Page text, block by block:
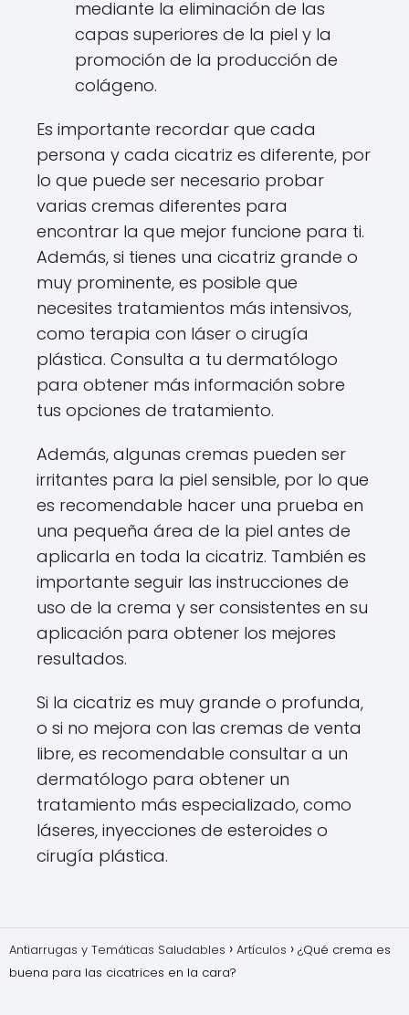
mediante la eliminación de las
capas superiores de la piel y la
promoción de la producción de
colágeno.
Es importante recordar que cada
persona y cada cicatriz es diferente, por
lo que puede ser necesario probar
varias cremas diferentes para
encontrar la que mejor funcione para ti.
Además, si tienes una cicatriz grande o
muy prominente, es posible que
necesites tratamientos más intensivos,
como terapia con láser o cirugía
plástica. Consulta a tu dermatólogo
para obtener más información sobre
tus opciones de tratamiento.
Además, algunas cremas pueden ser
irritantes para la piel sensible, por lo que
es recomendable hacer una prueba en
una pequeña área de la piel antes de
aplicarla en toda la cicatriz. También es
importante seguir las instrucciones de
uso de la crema y ser consistentes en su
aplicación para obtener los mejores
resultados.
Si la cicatriz es muy grande o profunda,
o si no mejora con las cremas de venta
libre, es recomendable consultar a un
dermatólogo para obtener un
tratamiento más especializado, como
láseres, inyecciones de esteroides o
cirugía plástica.
Antiarrugas y Temáticas Saludables Artículos
¿Qué crema es
buena para las cicatrices en la cara?